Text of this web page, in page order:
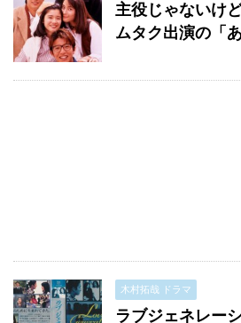
主役じゃないけ
ムタク出演の「
木村拓哉 ドラマ
ラブジェネレー